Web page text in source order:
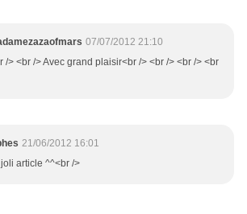
07/07/2012 21:10
/> <br /> Avec grand plaisir<br /> <br /> <br /> <br
21/06/2012 16:01
article ^^<br />